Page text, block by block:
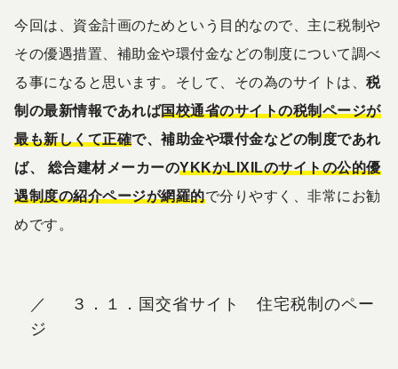
今回は、資金計画のためという目的なので、主に税制や
その優遇措置、補助金や環付金などの制度について調べ
る事になると思います。そして、その為のサイトは、 税
制の最新情報であれば国校通省のサイトの税制ページが
最も新しくて正確で、補助金や環付金などの制度であれ
ば、 総合建材メーカーのYKKかLIXILのサイトの公的優
遇制度の紹介ページが網羅的で分りやすく、非常にお勧
めです。
３．１．国交省サイト 住宅税制のペー
ジ